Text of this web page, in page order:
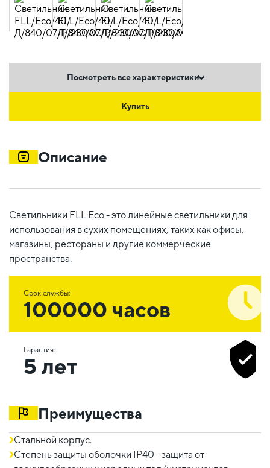
Посмотреть все характеристики
Купить
Описание
Светильники FLL Eco - это линейные светильники для
использования в сухих помещениях, таких как офисы,
магазины, рестораны и другие коммерческие
пространства.
Срок службы:
100000 часов
Гарантия:
5 лет
Преимущества
Стальной корпус.
Степень защиты оболочки IP40 - защита от